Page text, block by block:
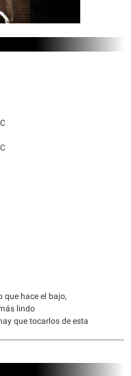
que hace el bajo,
lindo
que tocarlos de esta